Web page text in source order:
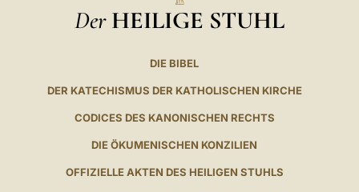
Der HEILIGE STUHL
DIE BIBEL
DER KATECHISMUS DER KATHOLISCHEN KIRCHE
CODICES DES KANONISCHEN RECHTS
DIE ÖKUMENISCHEN KONZILIEN
OFFIZIELLE AKTEN DES HEILIGEN STUHLS